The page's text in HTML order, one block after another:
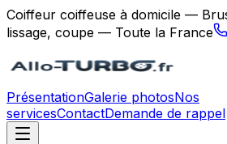
Coiffeur coiffeuse à domicile —
lissage, coupe — Toute la France
PrésentationGalerie photosNos
servicesContactDemande de rappel